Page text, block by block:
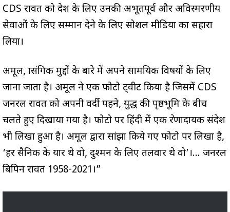
CDS रावत को देश के लिए उनकी अभूतपूर्व और अविस्मरणीय
सेवाओं के लिए सम्मान देने के लिए सोशल मीडिया का सहारा
लिया।
अमूल, प्रासंगिक मुद्दों के बारे में अपने सामयिक विषयों के लिए
जाना जाता है। अमूल ने एक फोटो ट्वीट किया है जिसमें CDS
जनरल रावत को अपनी वर्दी पहने, युद्ध की पृष्ठभूमि के बीच
चलते हुए दिखाया गया है। फोटो पर हिंदी में एक प्रेरणादायक संदेश
भी लिखा हुआ है। अमूल द्वारा सांझा किये गए फोटो पर लिखा है,
‘हर सैनिक के यार थे वो, दुश्मन के लिए तलवार थे वो’।… जनरल
बिपिन रावत 1958-2021।”